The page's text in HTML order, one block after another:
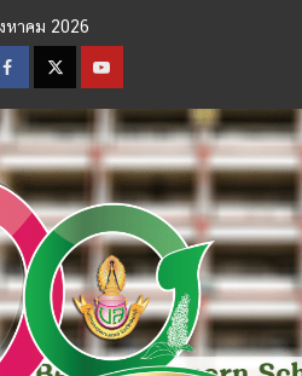
หาคม 2026
FacebookTwitterYoutube